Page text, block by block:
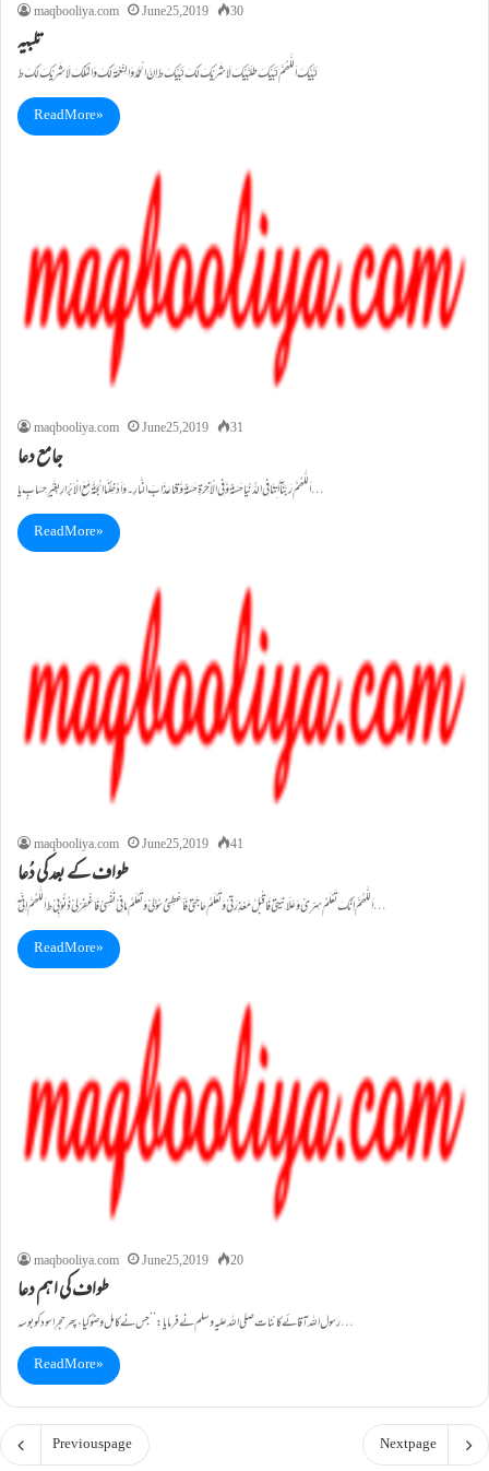
maqbooliya.com June 25, 2019 30
تلبیہ
لَبَّیْکَ اَللّٰھُمَّ لَبَّیْکَ طلَبَّیْکَ لَا شَرِیْکَ لَکَ لَبَّیْکَ ط اِنَّ الْحَمْدَ وَالنِّعْمَةَ لَکَ وَالْمُلْکَ لَا شَرِیْکَ لَکَ ط
Read More »
maqbooliya.com June 25, 2019 31
جامع دعا
اَللّٰھُمَّ رَبَّنَآ اٰتِنَا فِی الدُّنْیَا حَسَنَةً وَّفِی الْاٰخِرَةِ حَسَنَةً وَّقِنَا عَذَابَ النَّارِ ۔ وَاَدْخِلْنَا الْجَنَّةَ مَعَ الْاَبْرَارِ بِغَیْرِ حِسَابٍ یَا…
Read More »
maqbooliya.com June 25, 2019 41
طواف کے بعد کی دُعا
اَللّٰھُمَّ اِنَّکَ تَعْلَمُ سِرِّیْ وَعَلَانِیَتِیْ فَاقْبَلْ مَعْذِرَتِیْ وَتَعْلَمُ حَاجَتِیْ فَاَعْطِنِیْ سُؤْلِیْ وَتَعْلَمُ مَا فِیْ نَفْسِیْ فَاغْفِرْلِیْ ذُنُوْبِیْ ط اَللّٰھُمَّ اِنِّیْٓ…
Read More »
maqbooliya.com June 25, 2019 20
طواف کی اہم دعا
رسول اللہ آقائے کائنات صلی اللہ علیہ وسلم نے فرمایا: ’’جس نے کامل وضو کیا، پھر حجرِ اسود کو بوسہ…
Read More »
Previous page Next page